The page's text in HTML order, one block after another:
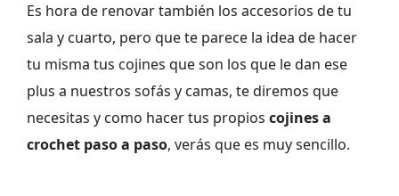
Es hora de renovar también los accesorios de tu
sala y cuarto, pero que te parece la idea de hacer
tu misma tus cojines que son los que le dan ese
plus a nuestros sofás y camas, te diremos que
necesitas y como hacer tus propios cojines a
crochet paso a paso, verás que es muy sencillo.